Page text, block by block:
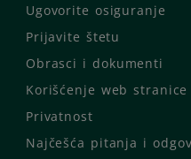
Ugovorite osiguranje
Prijavite štetu
Obrasci i dokumenti
Korišćenje web
Privatnost
Najčešća pitanja i